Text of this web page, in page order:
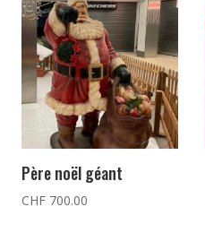
Père noël géant
CHF 700.00